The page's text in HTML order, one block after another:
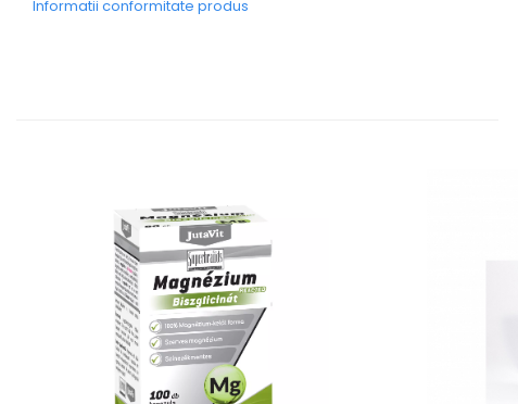
Informatii conformitate produs